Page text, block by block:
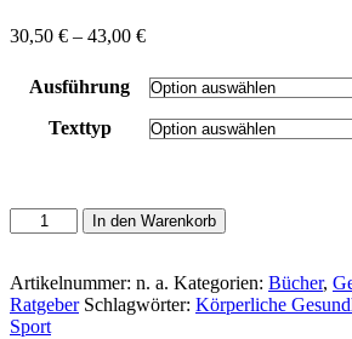
30,50 € – 43,00 €Preisspanne:
bis
43,00 €
Ausführung
Texttyp
Höft,
Herbert:
durch
den
Tag
In den Warenkorb
Artikelnummer: n. a. Kategorien: Bücher,
Ratgeber Schlagwörter: Körperliche
Sport